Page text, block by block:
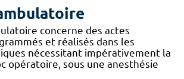
concerne des actes
et réalisés dans les
nécessitant impérativement la
opératoire, sous une anesthésie